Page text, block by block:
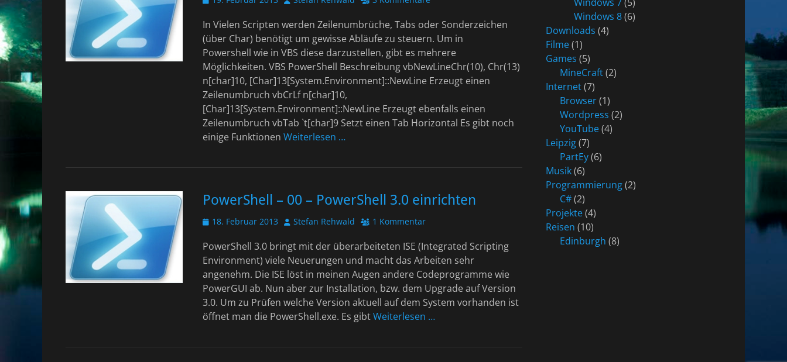
In Vielen Scripten werden Zeilenumbrüche, Tabs oder Sonderzeichen
(über Char) benötigt um gewisse Abläufe zu steuern. Um in
Powershell wie in VBS diese darzustellen, gibt es mehrere
Möglichkeiten. VBS PowerShell Beschreibung vbNewLineChr(10), Chr(13)
n[char]10, [Char]13[System.Environment]::NewLine Erzeugt einen
Zeilenumbruch vbCrLf n[char]10,
[Char]13[System.Environment]::NewLine Erzeugt ebenfalls einen
Zeilenumbruch vbTab `t[char]9 Setzt einen Tab Horizontal Es gibt noch
einige Funktionen Weiterlesen …
PowerShell – 00 – PowerShell 3.0 einrichten
Veröffentlicht
18. Februar 2013 AutorStefan Rehwald 1 Kommentar
PowerShell 3.0 bringt mit der überarbeiteten ISE (Integrated Scripting
Environment) viele Neuerungen und macht das Arbeiten sehr
angenehm. Die ISE löst in meinen Augen andere Codeprogramme wie
PowerGUI ab. Nun aber zur Installation, bzw. dem Upgrade auf Version
3.0. Um zu Prüfen welche Version aktuell auf dem System vorhanden ist
öffnet man die PowerShell.exe. Es gibtWeiterlesen …
Windows 8(6)
Downloads (4)
Filme(1)
Games (5)
MineCraft(2)
Internet(7)
Browser(1)
Wordpress (2)
YouTube(4)
Leipzig(7)
PartEy(6)
Musik(6)
Programmierung(2)
C#(2)
Projekte(4)
Reisen (10)
Edinburgh (8)